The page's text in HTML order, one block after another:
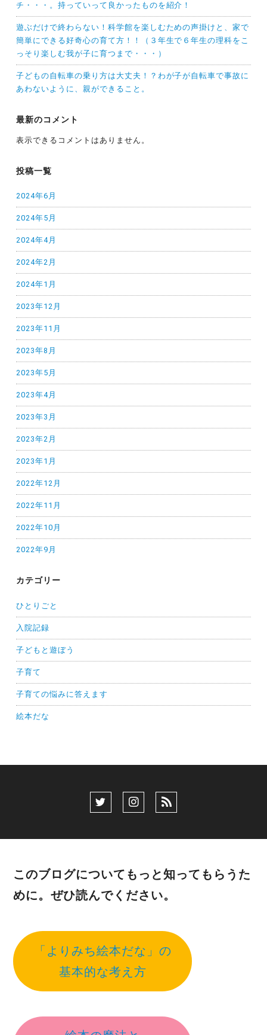
チ・・・。持っていって良かったものを紹介！
遊ぶだけで終わらない！科学館を楽しむための声掛けと、家で
簡単にできる好奇心の育て方！！（３年生で６年生の理科をこ
っそり楽しむ我が子に育つまで・・・）
子どもの自転車の乗り方は大丈夫！？わが子が自転車で事故に
あわないように、親ができること。
最新のコメント
表示できるコメントはありません。
投稿一覧
2024年6月
2024年5月
2024年4月
2024年2月
2024年1月
2023年12月
2023年11月
2023年8月
2023年5月
2023年4月
2023年3月
2023年2月
2023年1月
2022年12月
2022年11月
2022年10月
2022年9月
カテゴリー
ひとりごと
入院記録
子どもと遊ぼう
子育て
子育ての悩みに答えます
絵本だな
このブログについてもっと知ってもらうた
めに。ぜひ読んでください。
「よりみち絵本だな」の
基本的な考え方